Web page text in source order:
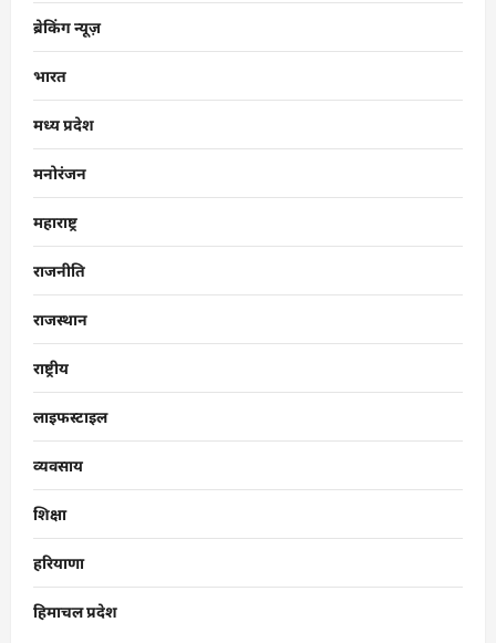
ब्रेकिंग न्यूज़
भारत
मध्य प्रदेश
मनोरंजन
महाराष्ट्र
राजनीति
राजस्थान
राष्ट्रीय
लाइफस्टाइल
व्यवसाय
शिक्षा
हरियाणा
हिमाचल प्रदेश